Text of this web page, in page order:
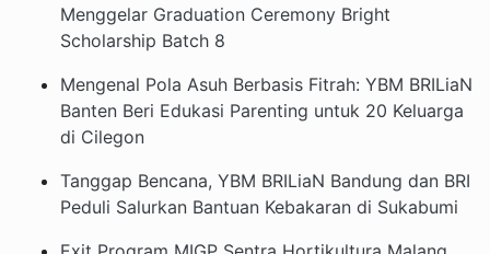
Menggelar Graduation Ceremony Bright
Scholarship Batch 8
Mengenal Pola Asuh Berbasis Fitrah: YBM BRILiaN
Banten Beri Edukasi Parenting untuk 20 Keluarga
di Cilegon
Tanggap Bencana, YBM BRILiaN Bandung dan BRI
Peduli Salurkan Bantuan Kebakaran di Sukabumi